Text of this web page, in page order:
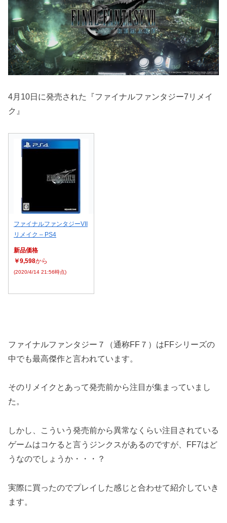
4月10日に発売された『ファイナルファンタジー7リメイ
ク』
ファイナルファンタジーVII
リメイク – PS4
新品価格
￥9,598から
(2020/4/14 21:56時点)
ファイナルファンタジー７（通称FF７）はFFシリーズの
中でも最高傑作と言われています。
そのリメイクとあって発売前から注目が集まっていまし
た。
しかし、こういう発売前から異常なくらい注目されている
ゲームはコケると言うジンクスがあるのですが、FF7はど
うなのでしょうか・・・？
実際に買ったのでプレイした感じと合わせて紹介していき
ます。